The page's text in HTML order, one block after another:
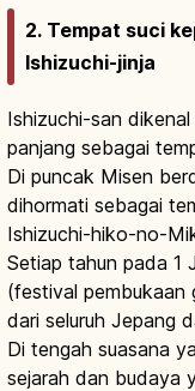
2. Tempat suci
Ishizuchi-jinja
Ishizuchi-san
panjang sebagai
Di puncak Misen
dihormati sebagai
Ishizuchi-hiko-no-
Setiap tahun pada 1
(festival pembukaan
dari seluruh Jepang
Di tengah suasana
sejarah dan budaya